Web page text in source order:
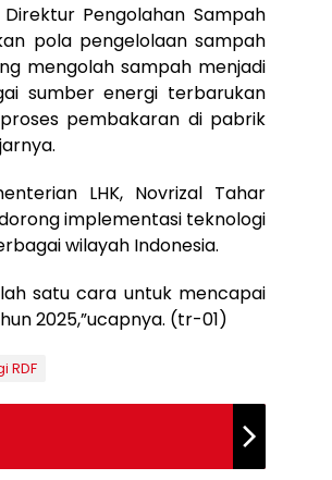
Pengolahan Sampah
pola pengelolaan sampah
mengolah sampah menjadi
sumber energi terbarukan
pembakaran di pabrik
LHK, Novrizal Tahar
implementasi teknologi
wilayah Indonesia.
satu cara untuk mencapai
2025,”ucapnya. (tr-01)
RDF